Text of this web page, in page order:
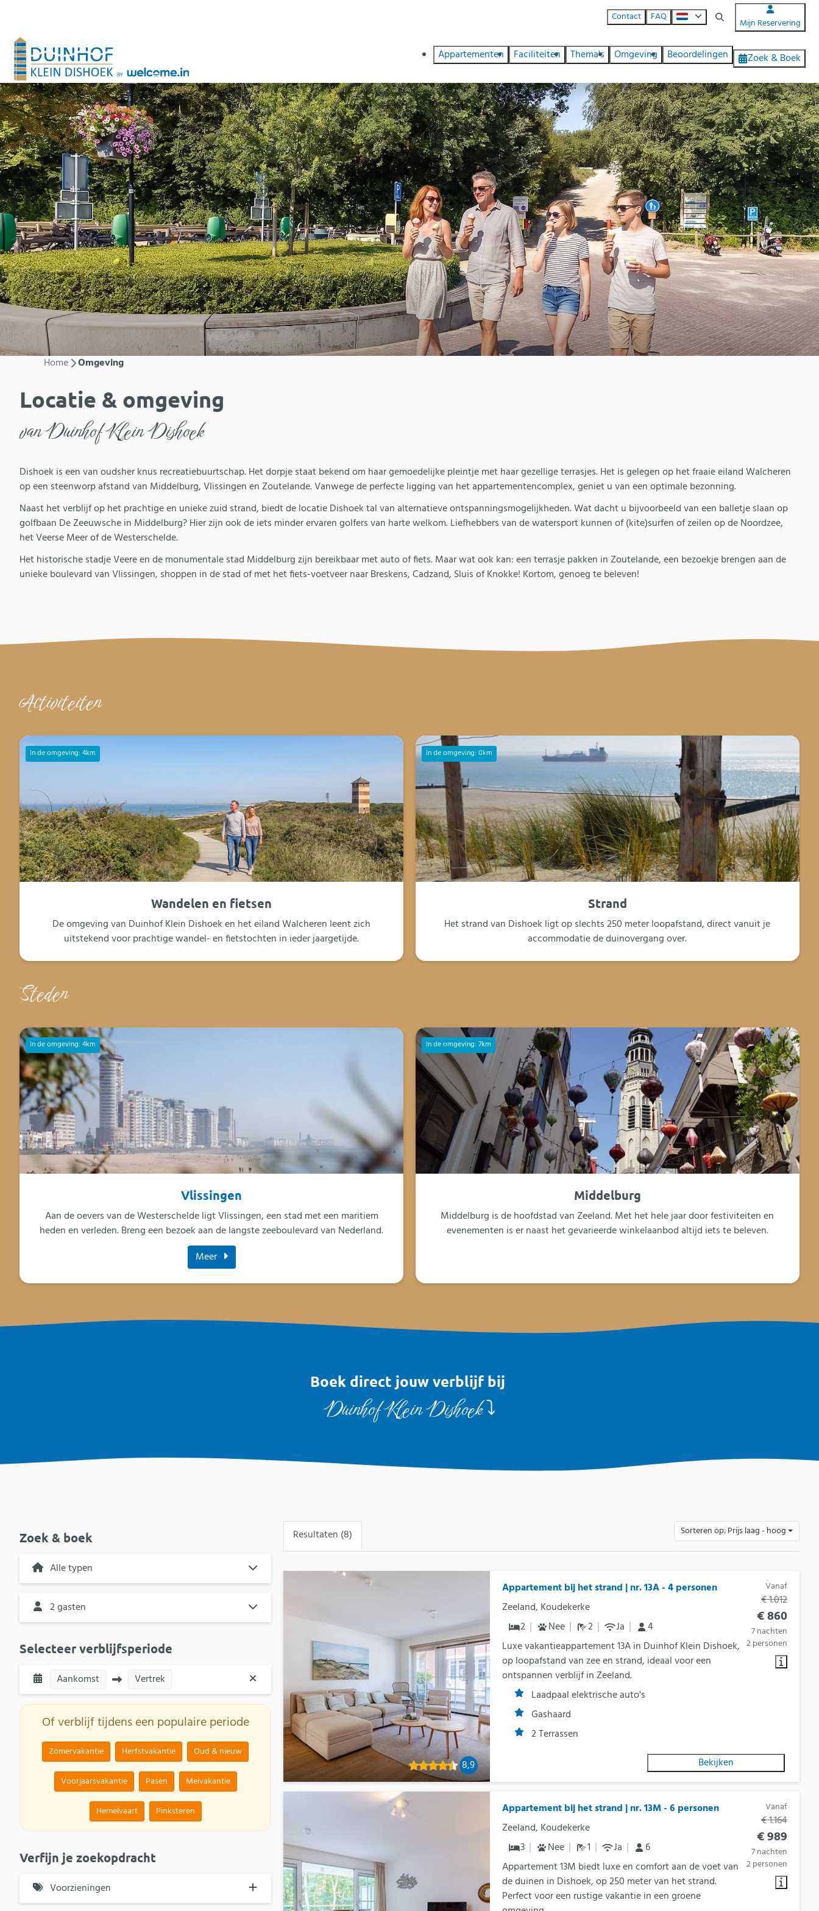
Contact FAQ Mijn Reservering
Appartementen Faciliteiten Thema's Omgeving Beoordelingen Zoek & Boek
Home Omgeving
Locatie & omgeving
van Duinhof Klein Dishoek
Dishoek is een van oudsher knus recreatiebuurtschap. Het dorpje staat bekend om haar gemoedelijke pleintje met haar gezellige terrasjes. Het is gelegen op het fraaie eiland Walcheren
op een steenworp afstand van Middelburg, Vlissingen en Zoutelande. Vanwege de perfecte ligging van het appartementencomplex, geniet u van een optimale bezonning.
Naast het verblijf op het prachtige en unieke zuid strand, biedt de locatie Dishoek tal van alternatieve ontspanningsmogelijkheden. Wat dacht u bijvoorbeeld van een balletje slaan op
golfbaan De Zeeuwsche in Middelburg? Hier zijn ook de iets minder ervaren golfers van harte welkom. Liefhebbers van de watersport kunnen of (kite)surfen of zeilen op de Noordzee,
het Veerse Meer of de Westerschelde.
Het historische stadje Veere en de monumentale stad Middelburg zijn bereikbaar met auto of fiets. Maar wat ook kan: een terrasje pakken in Zoutelande, een bezoekje brengen aan de
unieke boulevard van Vlissingen, shoppen in de stad of met het fiets-voetveer naar Breskens, Cadzand, Sluis of Knokke! Kortom, genoeg te beleven!
Activiteiten
In de omgeving: 4km
Wandelen en fietsen
De omgeving van Duinhof Klein Dishoek en het eiland Walcheren leent zich
uitstekend voor prachtige wandel- en fietstochten in ieder jaargetijde.
In de omgeving: 0km
Strand
Het strand van Dishoek ligt op slechts 250 meter loopafstand, direct vanuit je
accommodatie de duinovergang over.
Steden
In de omgeving: 4km
Vlissingen
Aan de oevers van de Westerschelde ligt Vlissingen, een stad met een maritiem
heden en verleden. Breng een bezoek aan de langste zeeboulevard van Nederland.
Meer
In de omgeving: 7km
Middelburg
Middelburg is de hoofdstad van Zeeland. Met het hele jaar door festiviteiten en
evenementen is er naast het gevarieerde winkelaanbod altijd iets te beleven.
Boek direct jouw verblijf bij
Duinhof Klein Dishoek⤵
Zoek & boek
2 gasten
Selecteer verblijfsperiode
Aankomst
Vertrek
Of verblijf tijdens een populaire periode
Zomervakantie Herfstvakantie Oud & nieuw
Voorjaarsvakantie Pasen Meivakantie
Hemelvaart Pinksteren
Verfijn je zoekopdracht
Voorzieningen
Sorteren op: Prijs laag - hoog
Resultaten (8)
8,9
Vanaf
€ 1.012
€ 860
7 nachten
2 personen
Appartement bij het strand | nr. 13A - 4 personen
Zeeland, Koudekerke
2
Nee 2 Ja
4
Luxe vakantieappartement 13A in Duinhof Klein Dishoek,
op loopafstand van zee en strand, ideaal voor een
ontspannen verblijf in Zeeland.
Laadpaal elektrische auto's
Gashaard
2 Terrassen
Bekijken
Vanaf
€ 1.164
€ 989
7 nachten
2 personen
Appartement bij het strand | nr. 13M - 6 personen
Zeeland, Koudekerke
3
Nee 1 Ja
6
Appartement 13M biedt luxe en comfort aan de voet van
de duinen in Dishoek, op 250 meter van het strand.
Perfect voor een rustige vakantie in een groene